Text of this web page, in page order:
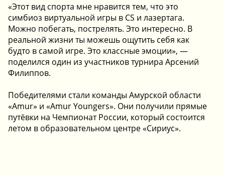
«Этот вид спорта мне нравится тем, что это
симбиоз виртуальной игры в CS и лазертага.
Можно побегать, пострелять. Это интересно. В
реальной жизни ты можешь ощутить себя как
будто в самой игре. Это классные эмоции», —
поделился один из участников турнира Арсений
Филиппов.
Победителями стали команды Амурской области
«Amur» и «Amur Youngers». Они получили прямые
путёвки на Чемпионат России, который состоится
летом в образовательном центре «Сириус».